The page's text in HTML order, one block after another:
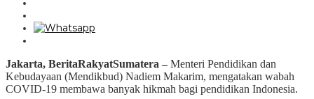
Jakarta, BeritaRakyatSumatera – Menteri Pendidikan dan
Kebudayaan (Mendikbud) Nadiem Makarim, mengatakan wabah
COVID-19 membawa banyak hikmah bagi pendidikan Indonesia.